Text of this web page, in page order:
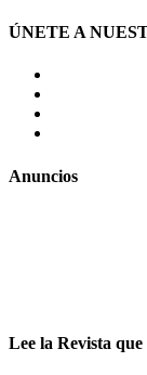
ÚNETE A
Anuncios
Lee la Revista que